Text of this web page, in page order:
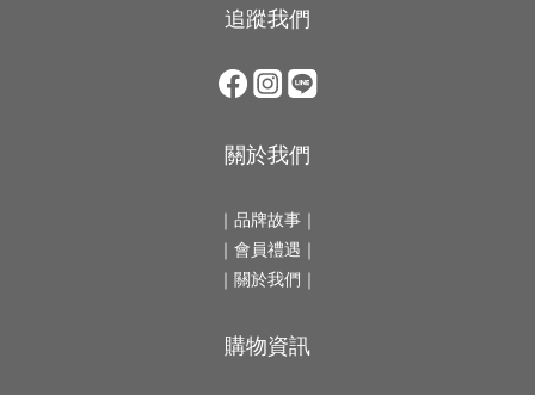
追蹤我們
關於我們
｜ 品牌故事 ｜
｜會員禮遇｜
｜ 關於我們 ｜
購物資訊